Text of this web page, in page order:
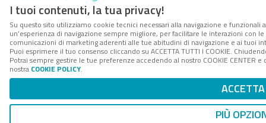
I tuoi contenuti, la tua privacy!
Su questo sito utilizziamo cookie tecnici necessari alla navigazione e
un’esperienza di navigazione sempre migliore, per facilitare le interazioni con
comunicazioni di marketing aderenti alle tue abitudini di navigazione e ai tuoi
Puoi esprimere il tuo consenso cliccando su ACCETTA TUTTI I COOKIE.
Potrai sempre gestire le tue preferenze accedendo al nostro COOKIE
nostra COOKIE POLICY.
ACCETTA
PIÙ